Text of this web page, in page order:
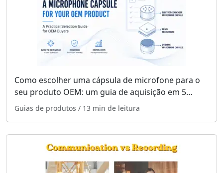
Como escolher uma cápsula de microfone para o
seu produto OEM: um guia de aquisição em 5
etapas
Guias de produtos / 13 min de leitura